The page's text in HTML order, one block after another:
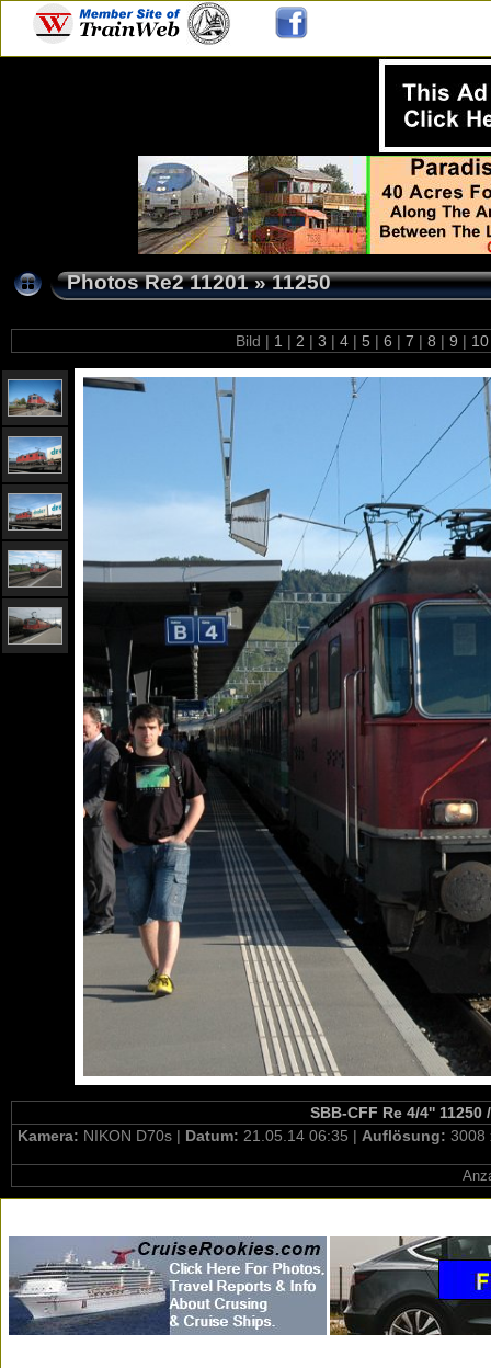
Photos Re2 11201»11250
Bild | 1 | 2 | 3 | 4 | 5 | 6 | 7 | 8 | 9 |
SBB-CFF Re 4/4'' 11250
Kamera: NIKON D70s | Datum: 21.05.14 06:35 | Auflösung: 3008